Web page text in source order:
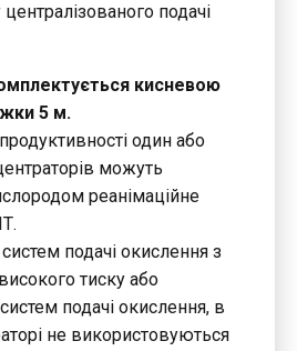
подачі
кисневою
5 м.
один або
можуть
реанімаційне
подачі окислення з
тиску або
подачі окислення, в
не використовуються